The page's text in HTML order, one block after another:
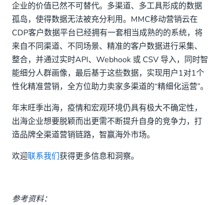
企业的价值已然不可替代。多渠道、多工具形成的数据
孤岛，使得数据无法被充分利用。MMC移动营销云在
CDP客户数据平台已经拥有一套相当成熟的的系统，将
来自不同渠道、不同场景、精准的客户数据进行采集、
整合，并通过实时API、Webhook 或 CSV 导入，同时智
能细分人群画像，最后基于这些数据，实现用户1对1个
性化精准营销，全方位助力卖家多渠道的“精细化运营”。
年末旺季出海，疫情和宏观环境仍具有极大不确定性，
出海企业想要脱颖而出更需不断提升自身的竞争力，打
造品牌全渠道营销链路，智赢海外市场。
欢迎联系我们获得更多信息和洞察。
参考资料：